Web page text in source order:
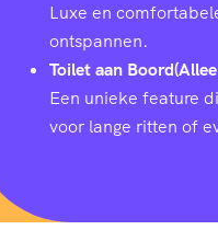
Luxe en
ontspannen.
Toilet aan
Een unieke feature
voor lange ritten of